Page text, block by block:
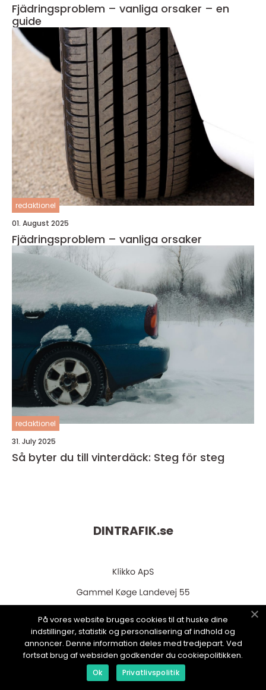
Fjädringsproblem – vanliga orsaker – en
guide
redaktionel
01. August 2025
Fjädringsproblem – vanliga orsaker
redaktionel
31. July 2025
Så byter du till vinterdäck: Steg för steg
DINTRAFIK.se
web:www.klikko.dk
På vores website bruges cookies til at huske dine
indstillinger, statistik og personalisering af indhold og
annoncer. Denne information deles med tredjepart. Ved
fortsat brug af websiden godkender du cookiepolitikken.
Ok Privatlivspolitik